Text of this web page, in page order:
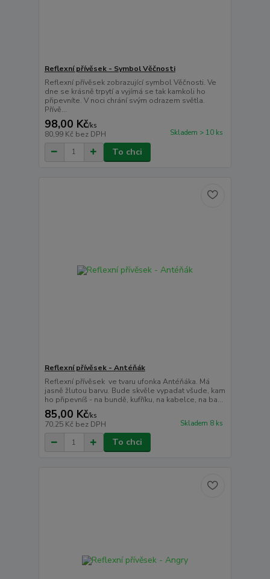
Reflexní přívěsek - Symbol Věčnosti
Reflexní přívěsek zobrazující symbol Věčnosti. Ve
dne se krásně trpytí a vyjímá se tak kamkoli ho
připevníte. V noci chrání svým odrazem světla.
Přívě...
98,00 Kč/ks
80,99 Kč bez DPH Skladem > 10 ks
To chci
Reflexní přívěsek - Antéňák
Reflexní přívěsek ve tvaru ufonka Antéňáka. Má
jasně žlutou barvu. Bude skvěle vypadat všude, kam
ho připevníš - na bundě, kufříku, na kabelce, na ba...
85,00 Kč/ks
70,25 Kč bez DPH Skladem 8 ks
To chci